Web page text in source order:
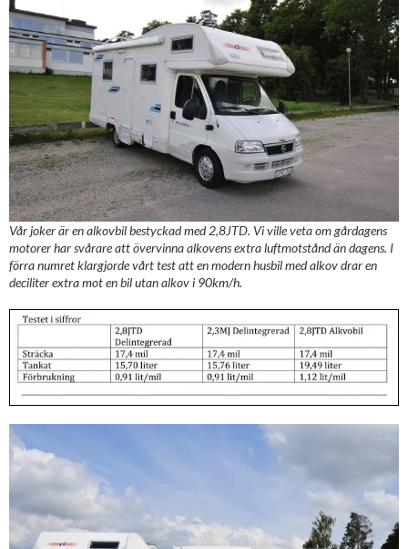
Vår joker är en alkovbil bestyckad med 2,8JTD. Vi ville veta om gårdagens
motorer har svårare att övervinna alkovens extra luftmotstånd än dagens. I
förra numret klargjorde vårt test att en modern husbil med alkov drar en
deciliter extra mot en bil utan alkov i 90km/h.